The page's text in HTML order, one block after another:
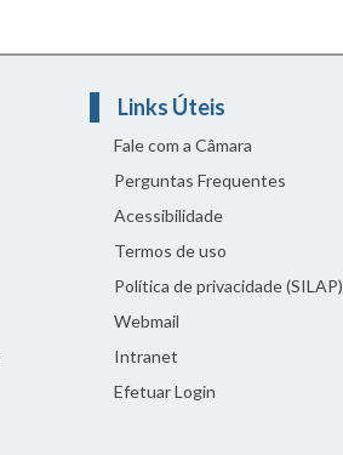
Links Úteis
Fale com a Câmara
Perguntas Frequentes
Acessibilidade
Termos de uso
Política de privacidade (SILAP)
Webmail
Intranet
Efetuar Login